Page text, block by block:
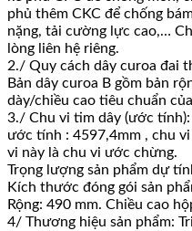
phủ thêm CKC để chống
nặng, tải cường lực cao,…
lòng liên hệ riêng.
2./ Quy cách dây curoa đai
Bản dây curoa B gồm bản
dày/chiều cao tiêu chuẩn
3./ Chu vi tim dây (ước
ước tính : 4597,4mm , chu
vi này là chu vi ước chừng.
Trọng lượng sản phẩm dự
Kích thước đóng gói sản
Rộng: 490 mm. Chiều cao
4/ Thương hiệu sản phẩm: